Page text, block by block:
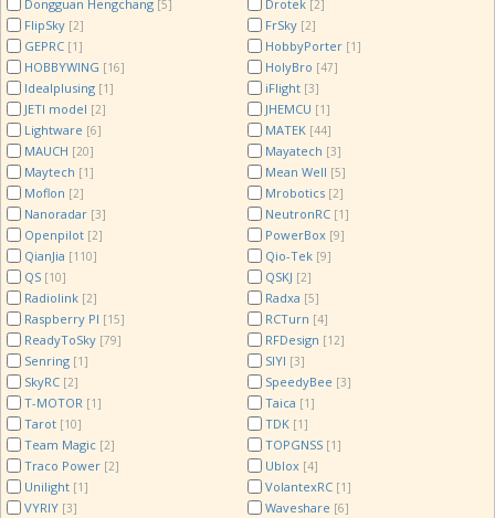
Dongguan Hengchang [5] Drotek [2]
FlipSky [2] FrSky [2]
GEPRC [1] HobbyPorter [1]
HOBBYWING [16] HolyBro [47]
Idealplusing [1] iFlight [3]
JETI model [2] JHEMCU [1]
Lightware [6] MATEK [44]
MAUCH [20] Mayatech [3]
Maytech [1] Mean Well [5]
Moflon [2] Mrobotics [2]
Nanoradar [3] NeutronRC [1]
Openpilot [2] PowerBox [9]
QianJia [110] Qio-Tek [9]
QS [10] QSKJ [2]
Radiolink [2] Radxa [5]
Raspberry PI [15] RCTurn [4]
ReadyToSky [79] RFDesign [12]
Senring [1] SIYI [3]
SkyRC [2] SpeedyBee [3]
T-MOTOR [1] Taica [1]
Tarot [10] TDK [1]
Team Magic [2] TOPGNSS [1]
Traco Power [2] Ublox [4]
Unilight [1] VolantexRC [1]
VYRIY [3] Waveshare [6]